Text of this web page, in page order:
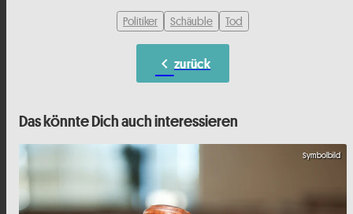
Politiker Schäuble Tod
chevron_left zurück
Das könnte Dich auch interessieren
Symbolbild